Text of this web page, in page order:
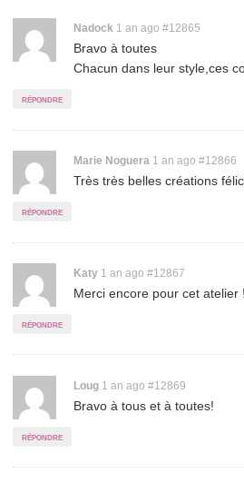
Nadock 1 an ago Permalink
comment
#12865
Bravo à toutes
Chacun dans leur style,ces
répondre
Marie Noguera 1 an ago Permalink
to
#12866
Très très belles créations
répondre
Katy 1 an ago Permalink
to
#12867
Merci encore pour cet atelier !
répondre
Loug 1 an ago Permalink
to
#12869
Bravo à tous et à toutes!
répondre